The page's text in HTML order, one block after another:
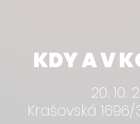
KDY A V
20. 10.
Krašovská